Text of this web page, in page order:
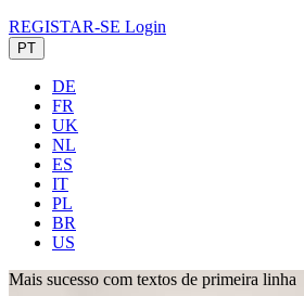
REGISTAR-SE Login
PT
DE
FR
UK
NL
ES
IT
PL
BR
US
Mais sucesso com textos de primeira linha